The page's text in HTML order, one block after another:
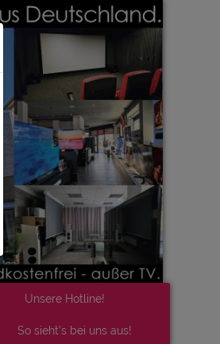
Unsere Hotline!
So sieht's bei uns aus!